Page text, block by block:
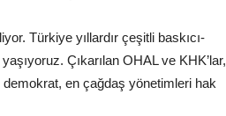
Türkiye yıllardır çeşitli baskıcı-
Çıkarılan OHAL ve KHK’lar,
demokrat, en çağdaş yönetimleri hak